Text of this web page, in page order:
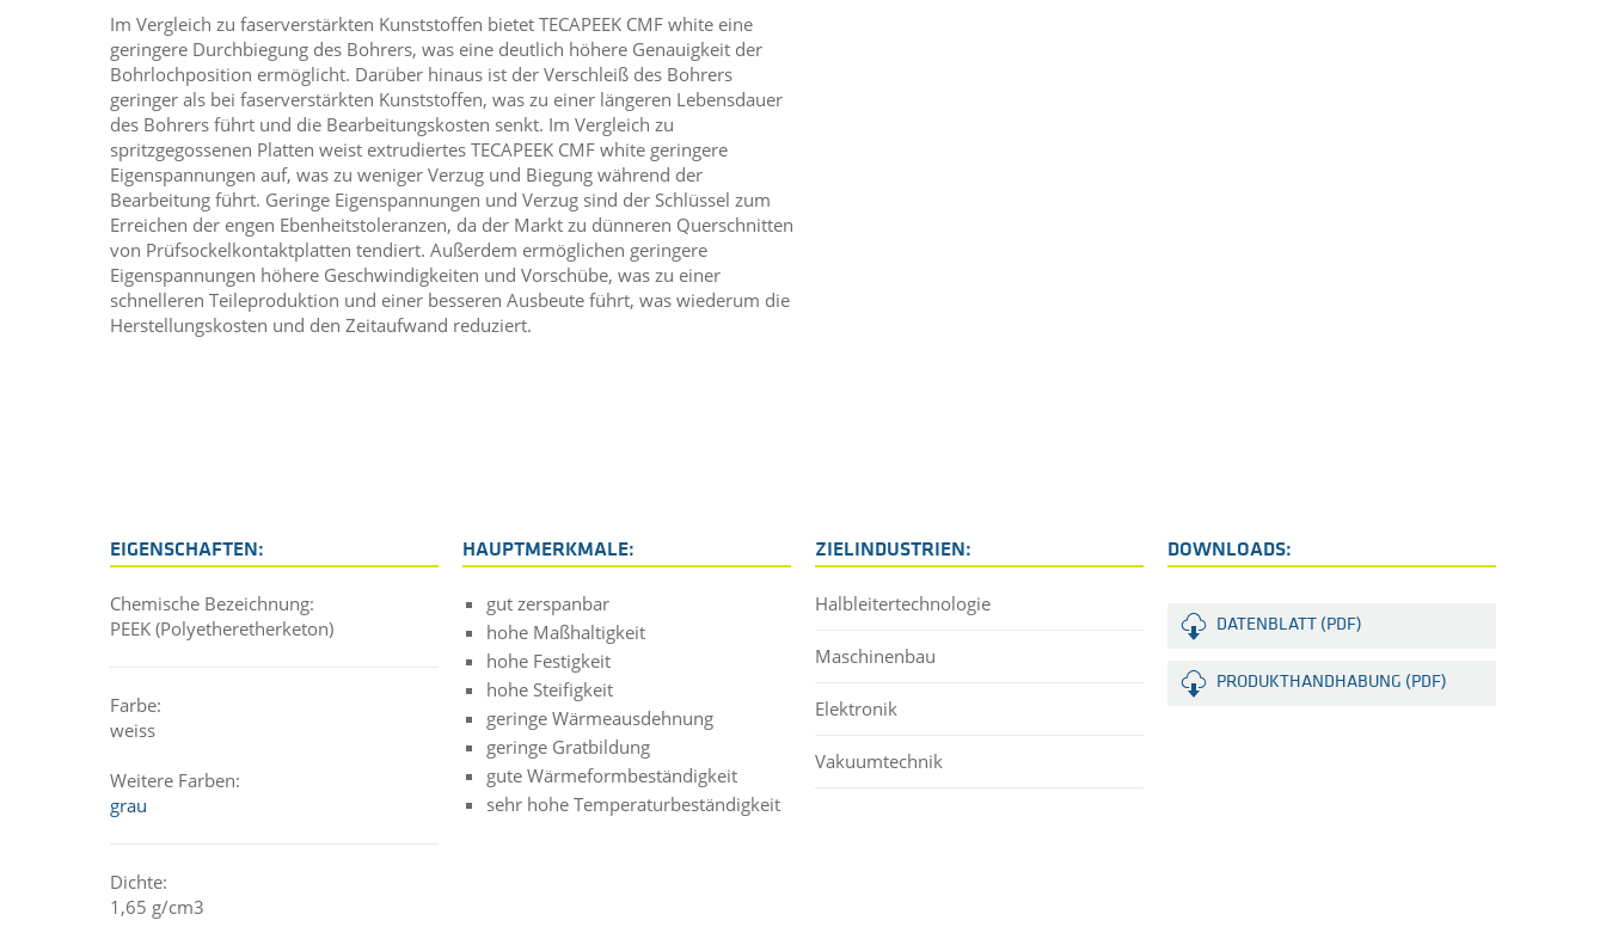
Im Vergleich zu faserverstärkten Kunststoffen bietet TECAPEEK CMF white eine
geringere Durchbiegung des Bohrers, was eine deutlich höhere Genauigkeit der
Bohrlochposition ermöglicht. Darüber hinaus ist der Verschleiß des Bohrers
geringer als bei faserverstärkten Kunststoffen, was zu einer längeren Lebensdauer
des Bohrers führt und die Bearbeitungskosten senkt. Im Vergleich zu
spritzgegossenen Platten weist extrudiertes TECAPEEK CMF white geringere
Eigenspannungen auf, was zu weniger Verzug und Biegung während der
Bearbeitung führt. Geringe Eigenspannungen und Verzug sind der Schlüssel zum
Erreichen der engen Ebenheitstoleranzen, da der Markt zu dünneren Querschnitten
von Prüfsockelkontaktplatten tendiert. Außerdem ermöglichen geringere
Eigenspannungen höhere Geschwindigkeiten und Vorschübe, was zu einer
schnelleren Teileproduktion und einer besseren Ausbeute führt, was wiederum die
Herstellungskosten und den Zeitaufwand reduziert.
EIGENSCHAFTEN:
Chemische Bezeichnung:
PEEK (Polyetheretherketon)
Farbe:
weiss
Weitere Farben:
grau
Dichte:
1,65 g/cm3
HAUPTMERKMALE:
gut zerspanbar
hohe Maßhaltigkeit
hohe Festigkeit
hohe Steifigkeit
geringe Wärmeausdehnung
geringe Gratbildung
gute Wärmeformbeständigkeit
sehr hohe Temperaturbeständigkeit
ZIELINDUSTRIEN:
Halbleitertechnologie
Maschinenbau
Elektronik
Vakuumtechnik
DOWNLOADS:
DATENBLATT (PDF)
PRODUKTHANDHABUNG (PDF)